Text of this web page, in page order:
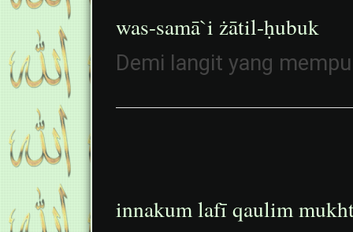
was-samā`i żātil-ḥubuk
Demi langit yang
innakum lafī qaulim